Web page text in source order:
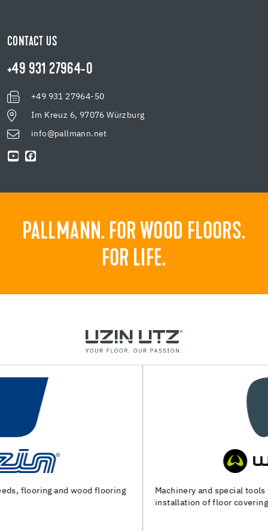
CONTACT US
+49 931 27964-0
+49 931 27964-50
Im Kreuz 6, 97076 Würzburg
info@pallmann.net
PALLMANN. FOR WOOD FLOORS.
FOR LIFE.
Machinery and special tools for subfloor preparation and